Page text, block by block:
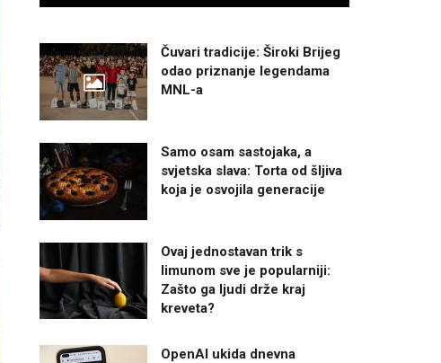
Čuvari tradicije: Široki Brijeg
odao priznanje legendama
MNL-a
Samo osam sastojaka, a
svjetska slava: Torta od šljiva
koja je osvojila generacije
Ovaj jednostavan trik s
limunom sve je popularniji:
Zašto ga ljudi drže kraj
kreveta?
OpenAI ukida dnevna